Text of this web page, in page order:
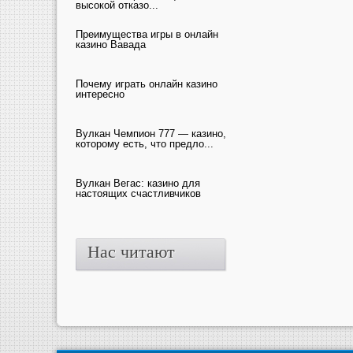
высокой отказо...
Преимущества игры в онлайн
казино Вавада
Почему играть онлайн казино
интересно
Вулкан Чемпион 777 — казино,
которому есть, что предло...
Вулкан Вегас: казино для
настоящих счастливчиков
Нас читают